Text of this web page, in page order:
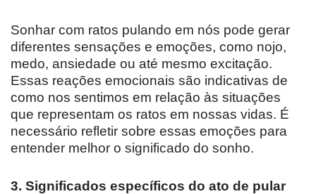
Sonhar com ratos pulando em nós pode gerar
diferentes sensações e emoções, como nojo,
medo, ansiedade ou até mesmo excitação.
Essas reações emocionais são indicativas de
como nos sentimos em relação às situações
que representam os ratos em nossas vidas. É
necessário refletir sobre essas emoções para
entender melhor o significado do sonho.
3. Significados específicos do ato de pular